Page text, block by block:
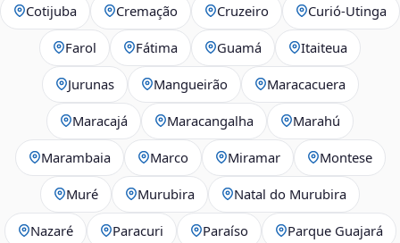
Cotijuba Cremação Cruzeiro Curió-Utinga
Farol Fátima Guamá Itaiteua
Jurunas Mangueirão Maracacuera
Maracajá Maracangalha Marahú
Marambaia Marco Miramar Montese
Muré Murubira Natal do Murubira
Nazaré Paracuri Paraíso Parque Guajará